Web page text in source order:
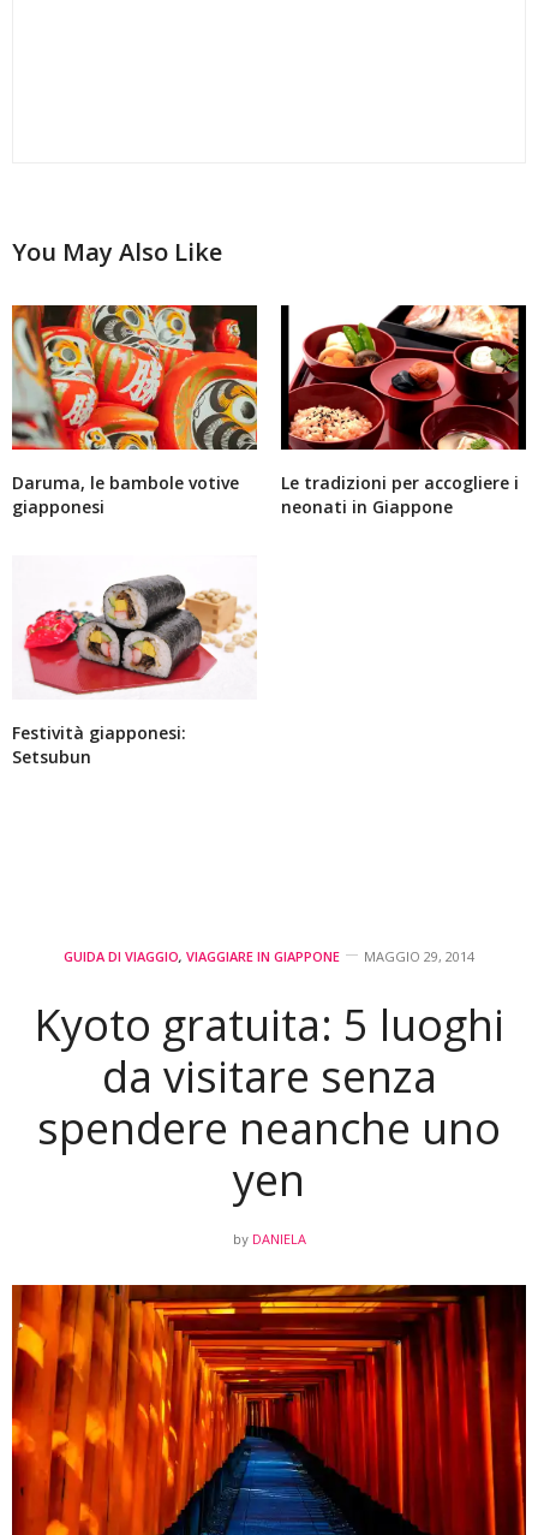
You May Also Like
Daruma, le bambole votive
giapponesi
Le tradizioni per accogliere i
neonati in Giappone
Festività giapponesi:
Setsubun
GUIDA DI VIAGGIO, VIAGGIARE IN GIAPPONE MAGGIO 29, 2014
Kyoto gratuita: 5 luoghi
da visitare senza
spendere neanche uno
yen
by DANIELA